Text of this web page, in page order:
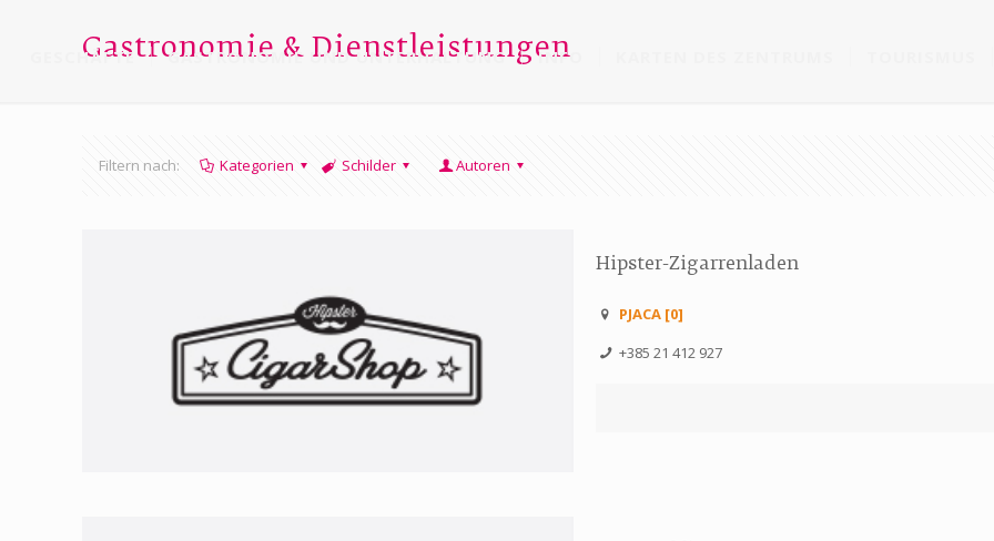
GESCHÄFTE GASTRONOMIE UND UNTERHALTUNG INFO
Gastronomie & Dienstleistungen
Filtern nach: Kategorien Schilder Autoren
Hipster-Zigarrenladen
PJACA [0]
+385 21 412 927